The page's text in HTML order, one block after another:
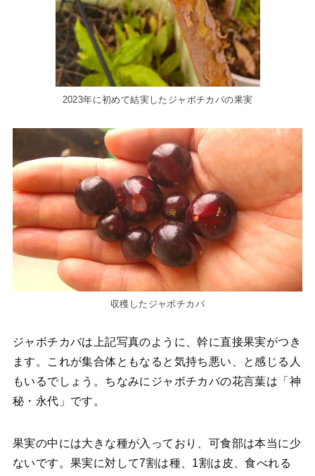
2023年に初めて結実したジャボチカバの果実
収穫したジャボチカバ
ジャボチカバは上記写真のように、幹に直接果実がつき
ます。これが集合体ともなると気持ち悪い、と感じる人
もいるでしょう。ちなみにジャボチカバの花言葉は「神
秘・永代」です。
果実の中には大きな種が入っており、可食部は本当に少
ないです。果実に対して7割は種、1割は皮、食べれる